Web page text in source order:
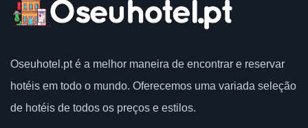
Oseuhotel.pt é a melhor maneira de encontrar e reservar
hotéis em todo o mundo. Oferecemos uma variada seleção
de hotéis de todos os preços e estilos.